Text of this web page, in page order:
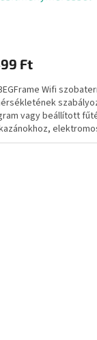
Ft
Wifi
vagy beállított